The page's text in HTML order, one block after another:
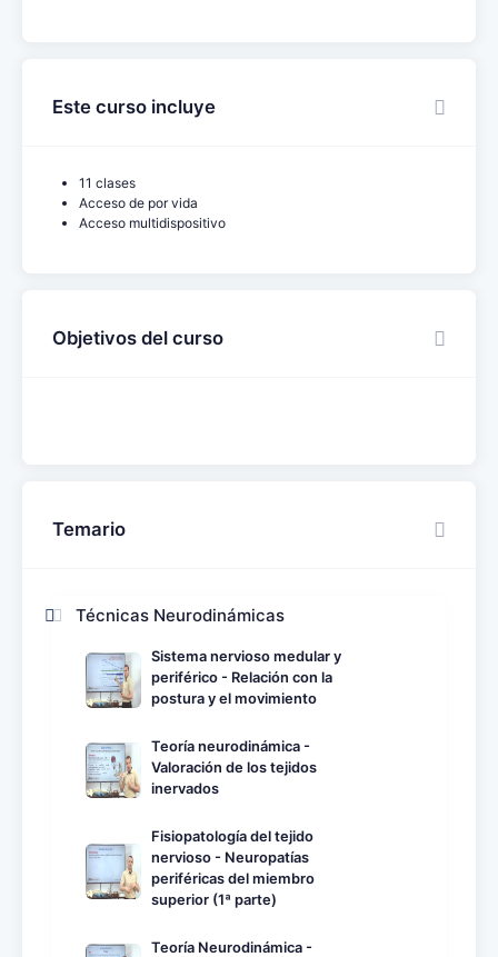
Este curso incluye
11 clases
Acceso de por vida
Acceso multidispositivo
Objetivos del curso
Temario
Técnicas Neurodinámicas
Sistema nervioso medular y
periférico - Relación con la
postura y el movimiento
Teoría neurodinámica -
Valoración de los tejidos
inervados
Fisiopatología del tejido
nervioso - Neuropatías
periféricas del miembro
superior (1ª parte)
Teoría Neurodinámica -